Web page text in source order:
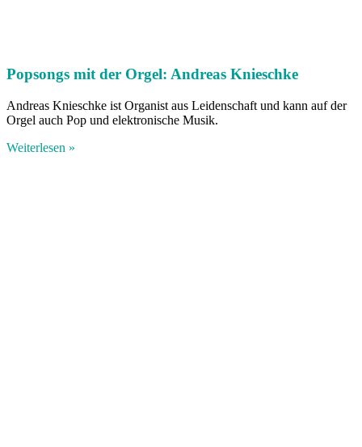
Popsongs mit der Orgel: Andreas Knieschke
Andreas Knieschke ist Organist aus Leidenschaft und kann auf der
Orgel auch Pop und elektronische Musik.
Weiterlesen »